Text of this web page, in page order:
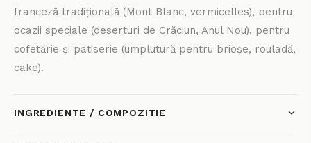
franceză tradițională (Mont Blanc, vermicelles), pentru
ocazii speciale (deserturi de Crăciun, Anul Nou), pentru
cofetărie și patiserie (umplutură pentru brioșe, rouladă,
cake).
INGREDIENTE / COMPOZITIE